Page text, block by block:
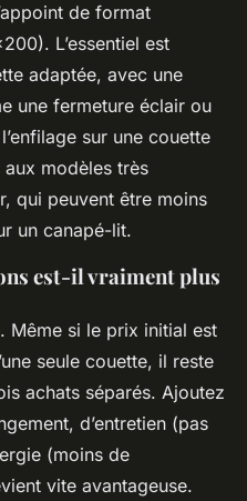
de format
L’essentiel est
adaptée, avec une
une fermeture éclair ou
sur une couette
modèles très
qui peuvent être moins
un canapé-lit.
est-il vraiment plus
Même si le prix initial est
seule couette, il reste
achats séparés. Ajoutez
d’entretien (pas
(moins de
vite avantageuse.